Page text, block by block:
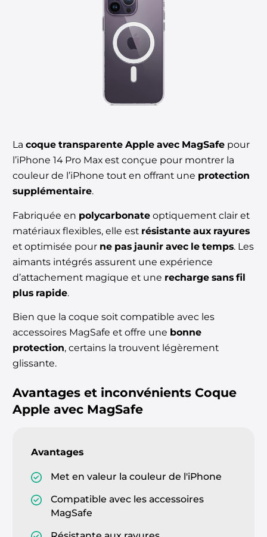
La coque transparente Apple avec MagSafe pour
l’iPhone 14 Pro Max est conçue pour montrer la
couleur de l’iPhone tout en offrant une protection
supplémentaire.
Fabriquée en polycarbonate optiquement clair et
matériaux flexibles, elle est résistante aux rayures
et optimisée pour ne pas jaunir avec le temps. Les
aimants intégrés assurent une expérience
d’attachement magique et une recharge sans fil
plus rapide.
Bien que la coque soit compatible avec les
accessoires MagSafe et offre une bonne
protection, certains la trouvent légèrement
glissante.
Avantages et inconvénients Coque
Apple avec MagSafe
Avantages
Met en valeur la couleur de l'iPhone
Compatible avec les accessoires
MagSafe